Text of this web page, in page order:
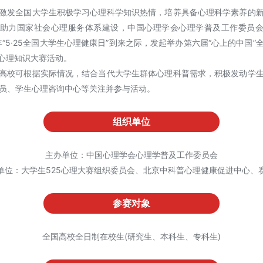
发全国大学生积极学习心理科学知识热情，培养具备心理科学素养的
力国家社会心理服务体系建设，中国心理学会心理学普及工作委员
全国大学生心理健康日”到来之际，发起举办第六届“心上的中国”
理知识大赛活动。
校可根据实际情况，结合当代大学生群体心理科普需求，积极发动学
、学生心理咨询中心等关注并参与活动。
组织单位
主办单位：中国心理学会心理学普及工作委员会
位：大学生525心理大赛组织委员会、北京中科普心理健康促进中心、
参赛对象
全国高校全日制在校生(研究生、本科生、专科生)